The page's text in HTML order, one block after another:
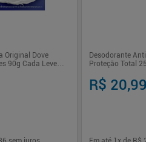
Original Dove
90g Cada Leve
Desodorante
Proteção Total
R$ 20,99